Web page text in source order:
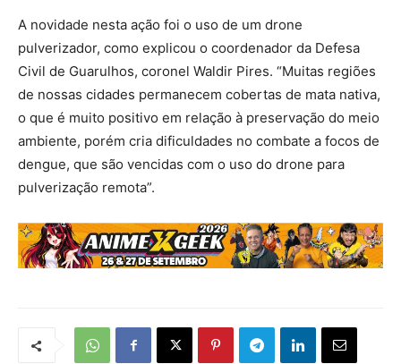
A novidade nesta ação foi o uso de um drone
pulverizador, como explicou o coordenador da Defesa
Civil de Guarulhos, coronel Waldir Pires. “Muitas regiões
de nossas cidades permanecem cobertas de mata nativa,
o que é muito positivo em relação à preservação do meio
ambiente, porém cria dificuldades no combate a focos de
dengue, que são vencidas com o uso do drone para
pulverização remota”.